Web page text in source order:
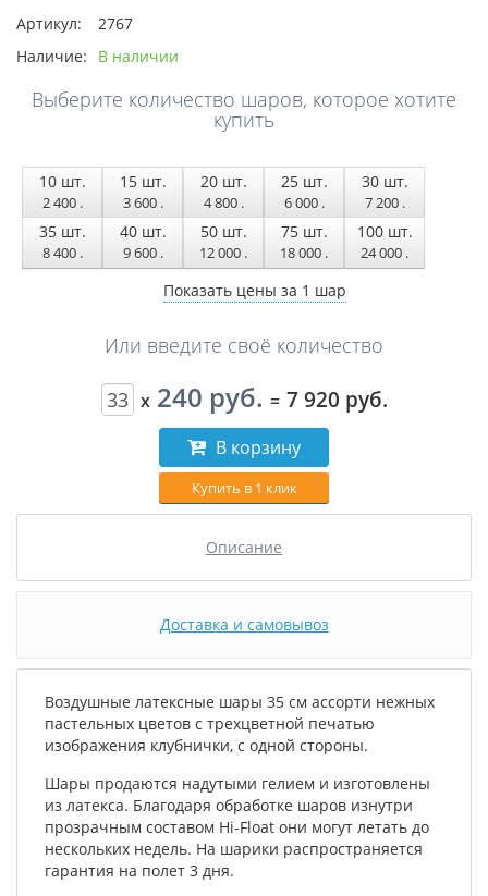
Артикул:
2767
Наличие:
В наличии
Выберите количество шаров, которое хотите
купить
10шт.
2 400 .
15шт.
3 600 .
20шт.
4 800 .
25шт.
6 000 .
30шт.
7 200 .
35шт.
8 400 .
40шт.
9 600 .
50шт.
12 000 .
75шт.
18 000 .
100шт.
24 000 .
Показать цены за 1 шар
Или введите своё количество
x 240 руб. = 7 920 руб.
В корзину
Купить в 1 клик
Описание
Доставка и самовывоз
Воздушные латексные шары 35 см ассорти нежных
пастельных цветов с трехцветной печатью
изображения клубнички, с одной стороны.
Шары продаются надутыми гелием и изготовлены
из латекса. Благодаря обработке шаров изнутри
прозрачным составом Hi-Float они могут летать до
нескольких недель. На шарики распространяется
гарантия на полет 3 дня.